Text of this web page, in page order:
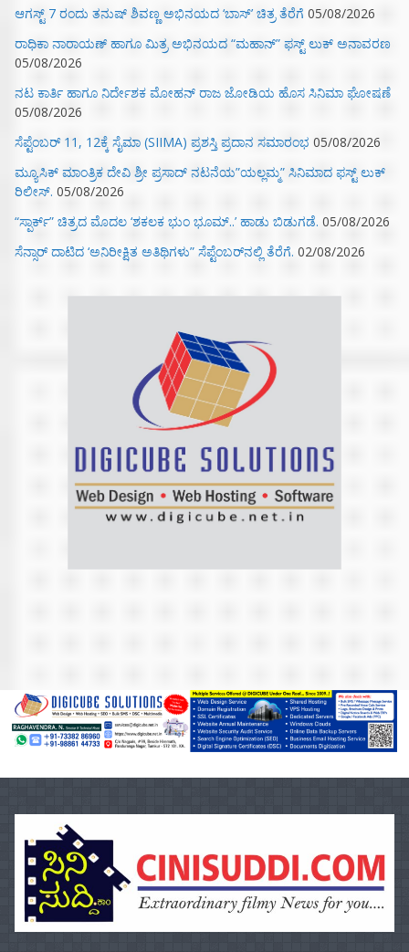
ಆಗಸ್ಟ್ 7 ರಂದು ತನುಷ್ ಶಿವಣ್ಣ ಅಭಿನಯದ ‘ಬಾಸ್’ ಚಿತ್ರ ತೆರೆಗೆ 05/08/2026
ರಾಧಿಕಾ ನಾರಾಯಣ್ ಹಾಗೂ ಮಿತ್ರ ಅಭಿನಯದ “ಮಹಾನ್” ಫಸ್ಟ್ ಲುಕ್ ಅನಾವರಣ
05/08/2026
ನಟ ಕಾರ್ತಿ ಹಾಗೂ ನಿರ್ದೇಶಕ ಮೋಹನ್ ರಾಜ ಜೋಡಿಯ ಹೊಸ ಸಿನಿಮಾ ಘೋಷಣೆ
05/08/2026
ಸೆಪ್ಟೆಂಬರ್ 11, 12ಕ್ಕೆ ಸೈಮಾ (SIIMA) ಪ್ರಶಸ್ತಿ ಪ್ರದಾನ ಸಮಾರಂಭ 05/08/2026
ಮ್ಯೂಸಿಕ್‌ ಮಾಂತ್ರಿಕ ದೇವಿ ಶ್ರೀ ಪ್ರಸಾದ್ ನಟನೆಯ”ಯಲ್ಲಮ್ಮ” ಸಿನಿಮಾದ ಫಸ್ಟ್‌ ಲುಕ್‌
ರಿಲೀಸ್. 05/08/2026
“ಸ್ಪಾರ್ಕ್” ಚಿತ್ರದ ಮೊದಲ‌ ‘ಶಕಲಕ ಭುಂ‌ ಭೂಮ್..’ ಹಾಡು ಬಿಡುಗಡೆ. 05/08/2026
ಸೆನ್ಸಾರ್ ದಾಟಿದ ‘ಅನಿರೀಕ್ಷಿತ ಅತಿಥಿಗಳು” ಸೆಪ್ಟೆಂಬರ್‌ನಲ್ಲಿ ತೆರೆಗೆ. 02/08/2026